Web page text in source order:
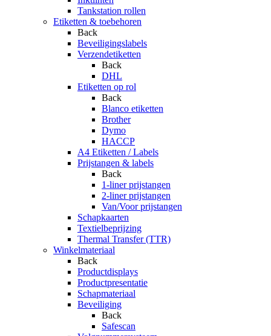
Tankstation rollen
Etiketten & toebehoren
Back
Beveiligingslabels
Verzendetiketten
Back
DHL
Etiketten op rol
Back
Blanco etiketten
Brother
Dymo
HACCP
A4 Etiketten / Labels
Prijstangen & labels
Back
1-liner prijstangen
2-liner prijstangen
Van/Voor prijstangen
Schapkaarten
Textielbeprijzing
Thermal Transfer (TTR)
Winkelmateriaal
Back
Productdisplays
Productpresentatie
Schapmateriaal
Beveiliging
Back
Safescan